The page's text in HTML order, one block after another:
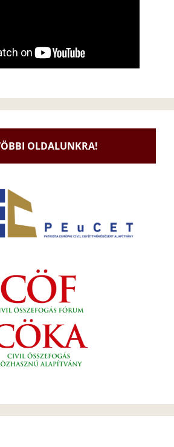
OLDALUNKRA!